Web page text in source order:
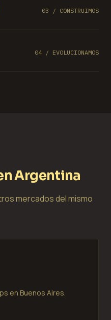
03 / CONSTRUIMOS
04 / EVOLUCIONAMOS
Argentina
mercados del mismo
en Buenos Aires.